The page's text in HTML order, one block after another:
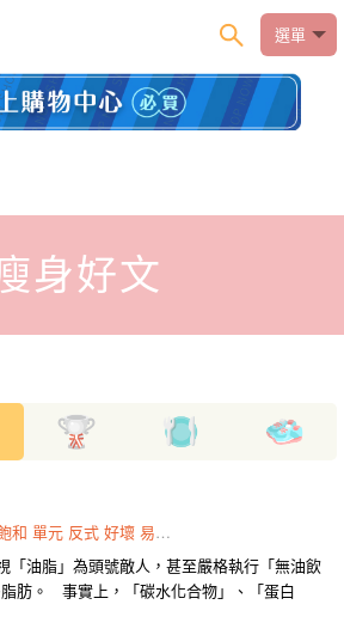
選單
身好文
和 單元 反式 好壞 易容
「油脂」為頭號敵人，甚至嚴格執行「無油飲
肪。 事實上，「碳水化合物」、「蛋白